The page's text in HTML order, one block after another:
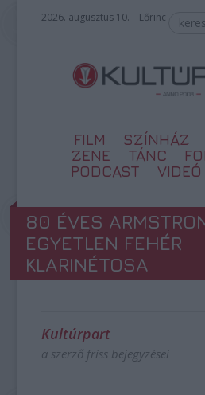
2026. augusztus 10. – Lőrinc
FILM SZÍNHÁZ
ZENE
TÁNC
PODCAST
VIDEÓ
80 ÉVES
EGYETLEN FEHÉR
KLARINÉTOSA
Kultúrpart
a szerző friss bejegyzései